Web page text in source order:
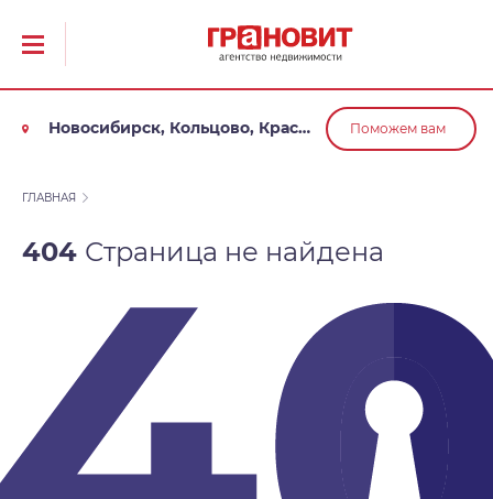
Новосибирск, Кольцово, Краснообск, Обь Поможем вам
ГЛАВНАЯ
404 Страница не найдена